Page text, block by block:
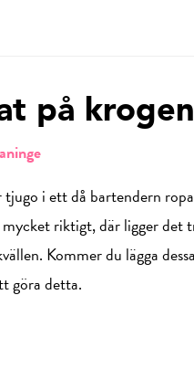
på
tjugo i ett då bartendern
riktigt, där ligger det
Kommer du lägga
göra detta.